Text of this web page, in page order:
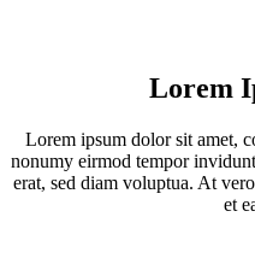
Lorem
Lorem ipsum dolor sit amet,
nonumy eirmod tempor
erat, sed diam voluptua. At
et